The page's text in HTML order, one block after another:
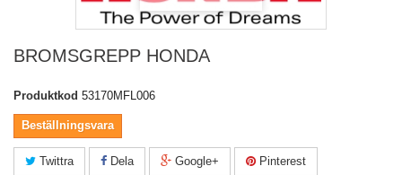
BROMSGREPP HONDA
Produktkod 53170MFL006
Beställningsvara
Twittra Dela Google+ Pinterest